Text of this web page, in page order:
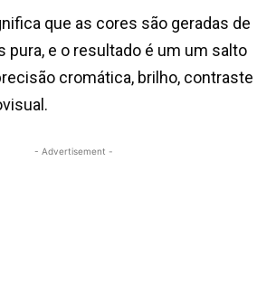
que as cores são geradas de
pura, e o resultado é um um salto
cromática, brilho, contraste
- Advertisement -